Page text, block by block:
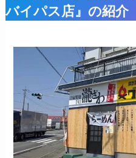
バイパス店』の紹介